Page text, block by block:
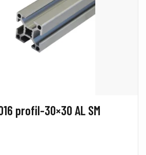
profil-30×30 AL SM